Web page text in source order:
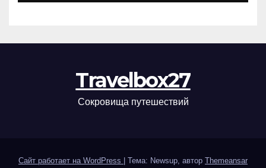
Travelbox27
Сокровища путешествий
Сайт работает на WordPress | Тема: Newsup, автор Themeansar